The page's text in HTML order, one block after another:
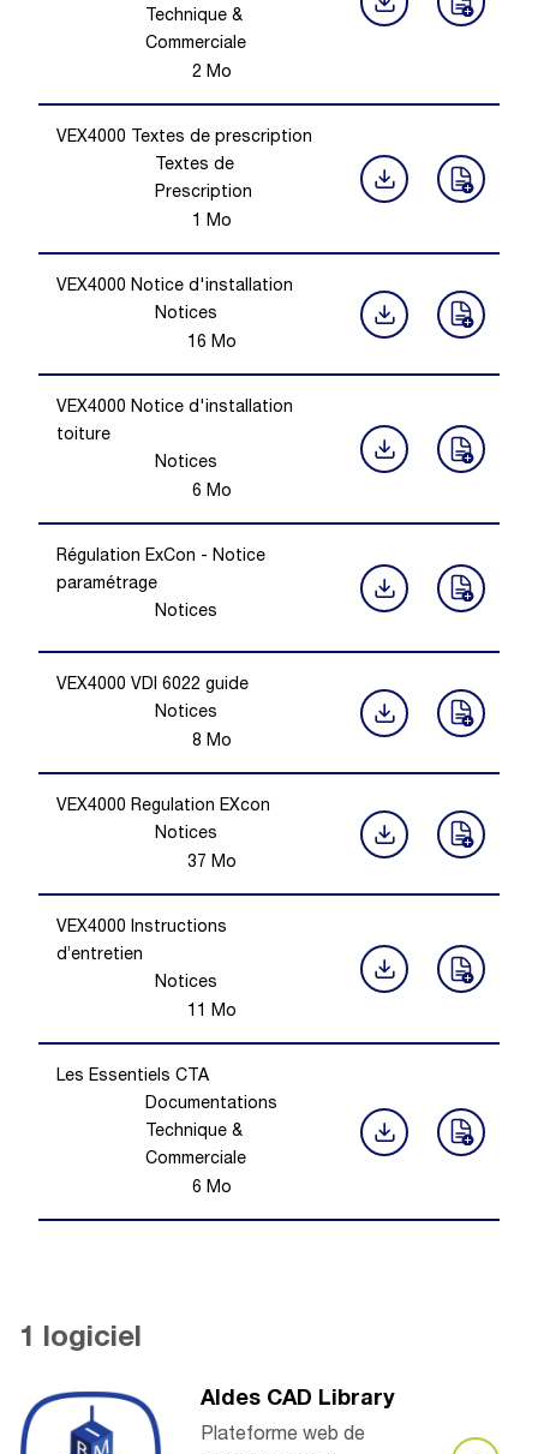
Technique &
Commerciale
2 Mo
VEX4000 Textes de prescription
Textes de
Prescription
1 Mo
VEX4000 Notice d'installation
Notices
16 Mo
VEX4000 Notice d'installation
toiture
Notices
6 Mo
Régulation ExCon - Notice
paramétrage
Notices
VEX4000 VDI 6022 guide
Notices
8 Mo
VEX4000 Regulation EXcon
Notices
37 Mo
VEX4000 Instructions
d’entretien
Notices
11 Mo
Les Essentiels CTA
Documentations
Technique &
Commerciale
6 Mo
1 logiciel
Aldes CAD Library
Plateforme web de